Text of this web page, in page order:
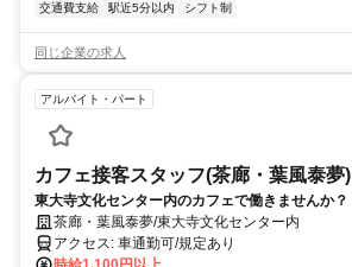
交通費支給 駅近5分以内 シフト制
同じ企業の求人
アルバイト・パート
カフェ接客スタッフ(茶廊・葉風泰夢)
東大寺文化センター内のカフェで働きませんか？
茶廊・葉風泰夢/東大寺文化センター内
アクセス: 車通勤可/規定あり